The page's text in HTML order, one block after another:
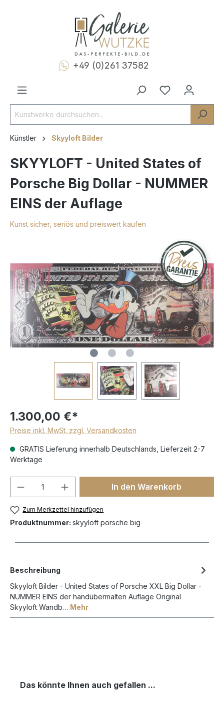
+49 (0)261 37582
Künstler Skyyloft Bilder
SKYYLOFT - United States of
Porsche Big Dollar - NUMMER
EINS der Auflage
Kunst sicher, seriös und preiswert kaufen
1.300,00 €*
Preise inkl. MwSt. zzgl. Versandkosten
GRATIS Lieferung innerhalb Deutschlands, Lieferzeit 2-7
Werktage
In den Warenkorb
Zum Merkzettel hinzufügen
Produktnummer: skyyloft porsche big
Beschreibung
Skyyloft Bilder - United States of Porsche XXL Big Dollar -
NUMMER EINS der handübermalten Auflage Original
Skyyloft Wandb… Mehr
Das könnte Ihnen auch gefallen ...